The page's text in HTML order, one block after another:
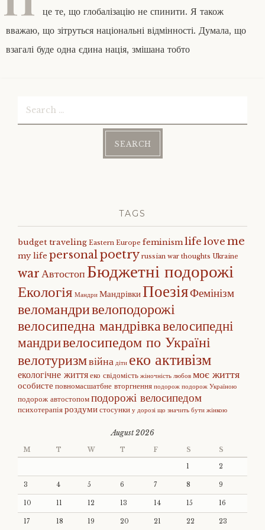
це те, що глобалізацію не спинити. Я також
вважаю, що зітруться національні відмінності. Думала, що
взагалі буде одна єдина нація, змішана тобто
TAGS
budget traveling Eastern Europe feminismlife love me
my life personalpoetry russian war thoughts Ukraine
warАвтостопБюджетні подорожі
Екологія Мандри МандрівкиПоезіяФемінізм
веломандривелоподорожі
велосипедна мандрівкавелосипедні
мандривелосипедом по Україні
велотуризмвійна діти еко активізм
екологічне життяеко свідомість жіночність любов моє життя
особисте повномасшатбне вторгнення подорож подорож Україною
подорож автостопомподорожі велосипедом
психотерапіяроздумистосунки у дорозі що значить бути жінкою
August 2026
M T W T F S S
1 2
3 4 5 6 7 8 9
10 11 12 13 14 15 16
17 18 19 20 21 22 23